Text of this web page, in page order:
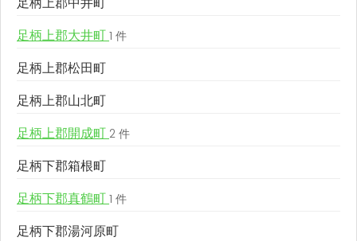
足柄上郡大井町 1 件
足柄上郡松田町
足柄上郡山北町
足柄上郡開成町 2 件
足柄下郡箱根町
足柄下郡真鶴町 1 件
足柄下郡湯河原町